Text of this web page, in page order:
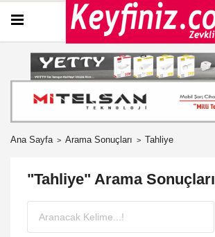
Ana Sayfa Arama Sonuçları Tahliye
"Tahliye" Arama Sonuçları